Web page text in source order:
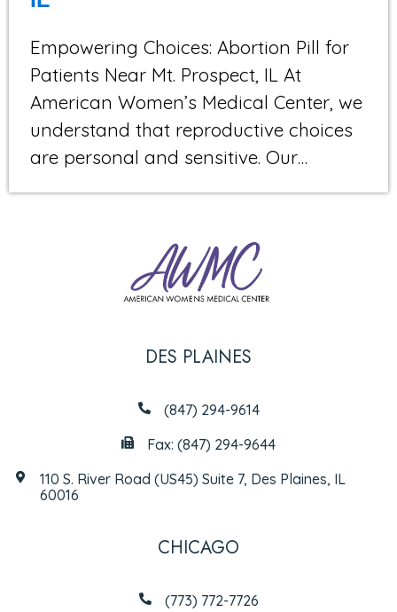
Empowering Choices: Abortion Pill for
Patients Near Mt. Prospect, IL At
American Women’s Medical Center, we
understand that reproductive choices
are personal and sensitive. Our…
DES PLAINES
(847) 294-9614
Fax: (847) 294-9644
110 S. River Road (US45) Suite 7, Des Plaines, IL
60016
CHICAGO
(773) 772-7726